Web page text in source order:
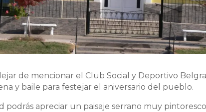
de mencionar el Club Social y Deportivo
y baile para festejar el aniversario del pueblo.
podrás apreciar un paisaje serrano muy